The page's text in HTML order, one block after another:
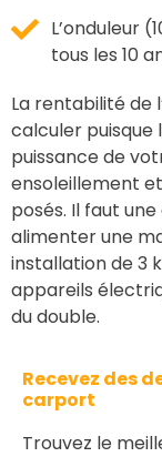
L’onduleur
tous les 10
La rentabilité de
calculer puisque
puissance de
ensoleillement
posés. Il faut
alimenter une
installation de 3
appareils
du double.
Recevez des
carport
Trouvez le